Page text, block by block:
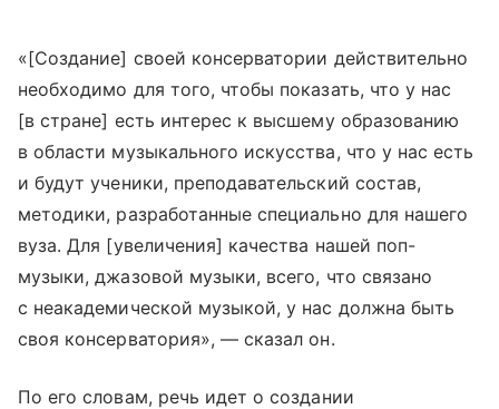
«[Создание] своей консерватории действительно
необходимо для того, чтобы показать, что у нас
[в стране] есть интерес к высшему образованию
в области музыкального искусства, что у нас есть
и будут ученики, преподавательский состав,
методики, разработанные специально для нашего
вуза. Для [увеличения] качества нашей поп-
музыки, джазовой музыки, всего, что связано
с неакадемической музыкой, у нас должна быть
своя консерватория», — сказал он.
По его словам, речь идет о создании